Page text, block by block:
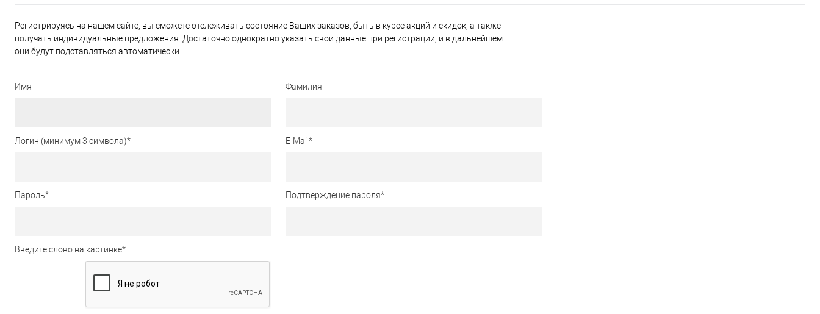
Регистрируясь на нашем сайте, вы сможете отслеживать состояние Ваших заказов, быть в курсе акций и скидок, а также
получать индивидуальные предложения. Достаточно однократно указать свои данные при регистрации, и в дальнейшем
они будут подставляться автоматически.
Имя Фамилия
Логин (минимум 3 символа)* E-Mail *
Пароль* Подтверждение пароля*
Введите слово на картинке*